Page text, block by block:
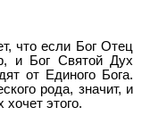
что если Бог Отец
и Бог Святой Дух
от Единого Бога.
рода, значит, и
этого.